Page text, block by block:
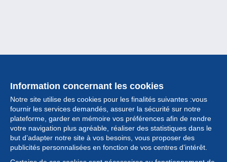
Information concernant les cookies
Notre site utilise des cookies pour les finalités suivantes :vous
fournir les services demandés, assurer la sécurité sur notre
plateforme, garder en mémoire vos préférences afin de rendre
votre navigation plus agréable, réaliser des statistiques dans le
but d’adapter notre site à vos besoins, vous proposer des
publicités personnalisées en fonction de vos centres d’intérêt.
Collection